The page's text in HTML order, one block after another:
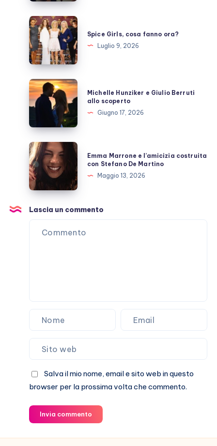
una
pausa,
fan
preoccupati
Spice
Girls,
cosa
fanno
ora?
Spice Girls, cosa fanno ora?
Luglio 9, 2026
Michelle
Hunziker
e
Berruti
allo
scoperto
Michelle Hunziker e Giulio Berruti
allo scoperto
Giugno 17, 2026
Emma
Marrone
e
l’amicizia
costruita
con
Stefano
Emma Marrone e l’amicizia costruita
con Stefano De Martino
Maggio 13, 2026
Lascia un commento
Salva il mio nome, email e sito web in questo
browser per la prossima volta che commento.
Invia commento